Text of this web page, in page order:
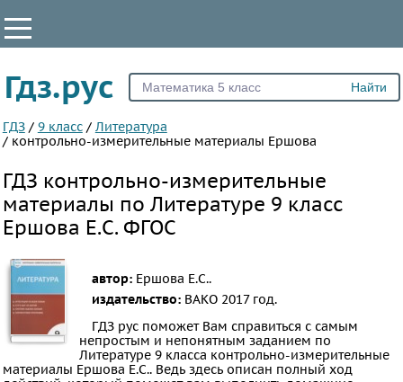
Все
1
2
3
4
5
7
8
Гдз.рус
ГДЗ / 9 класс / Литература
/ контрольно-измерительные материалы Ершова
ГДЗ контрольно-измерительные
материалы по Литературе 9 класс
Ершова Е.С. ФГОС
автор: Ершова Е.С..
издательство: ВАКО2017 год.
ГДЗ рус поможет Вам справиться с самым
непростым и непонятным заданием по
Литературе 9 класса контрольно-измерительные
материалы Ершова Е.С.. Ведь здесь описан полный ход